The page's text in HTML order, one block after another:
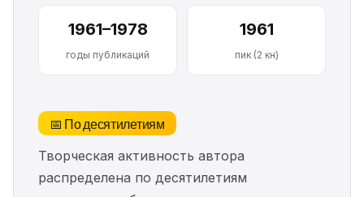
1961–1978
годы публикаций
1961
пик (2 кн)
📅 По десятилетиям
Творческая активность автора
распределена по десятилетиям